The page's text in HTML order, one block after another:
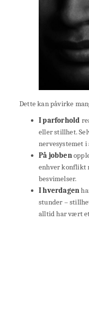
Dette kan påvirke
I parforhold
eller stillhet.
nervesystemet
På jobben
enhver konflikt
besvimelser.
I hverdagen
stunder –
alltid har vært